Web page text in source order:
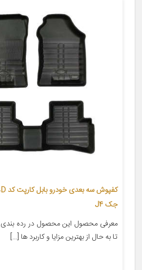
جک J4
معرفی محصول این محصول در رده بندی
تا به حال از بهترین مزایا و کاربرد ها […]